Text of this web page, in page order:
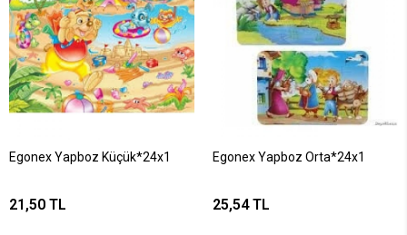
Egonex Yapboz Küçük*24x1
21,50 TL
Egonex Yapboz Orta*24x1
25,54 TL